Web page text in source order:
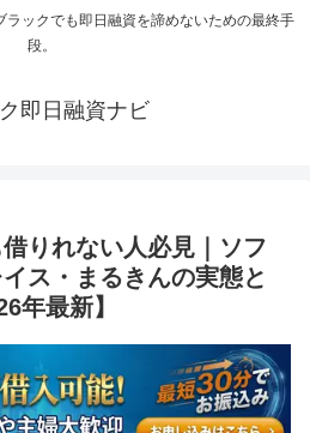
ックでも即日融資を諦めないための最終手
段。
即日融資ナビ
りれない人必見｜ソフ
ス・まるきんの実態と
年最新】